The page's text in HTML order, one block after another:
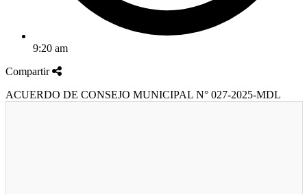
9:20 am
Compartir
ACUERDO DE CONSEJO MUNICIPAL N° 027-2025-MDL